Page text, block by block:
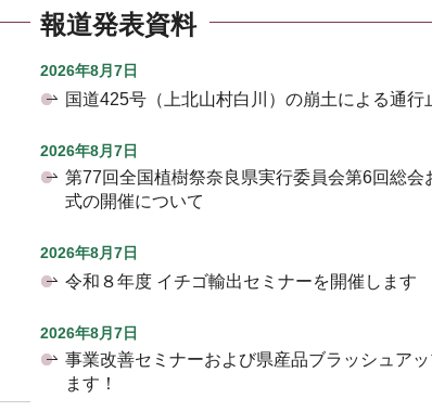
報道発表資料
2026年8月7日
国道425号（上北山村白川）の崩土による通行
2026年8月7日
第77回全国植樹祭奈良県実行委員会第6回総会
式の開催について
2026年8月7日
令和８年度 イチゴ輸出セミナーを開催します
2026年8月7日
事業改善セミナーおよび県産品ブラッシュア
ます！